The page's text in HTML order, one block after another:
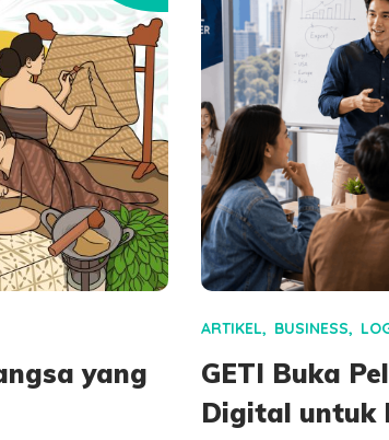
yang
ARTIKEL BUSINESS
GETI Buka
Digital untuk